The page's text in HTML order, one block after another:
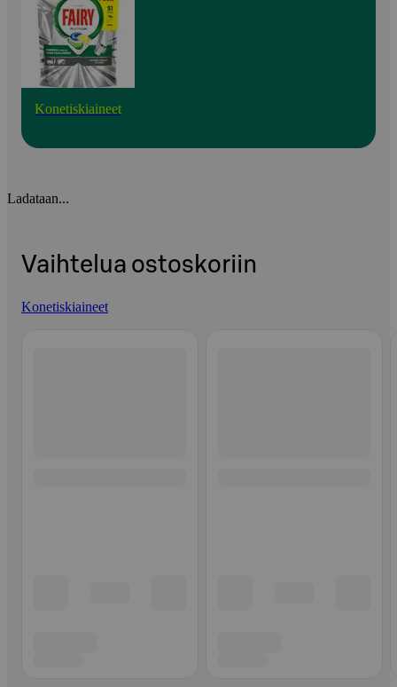
Konetiskiaineet
Ladataan...
Vaihtelua ostoskoriin
Konetiskiaineet